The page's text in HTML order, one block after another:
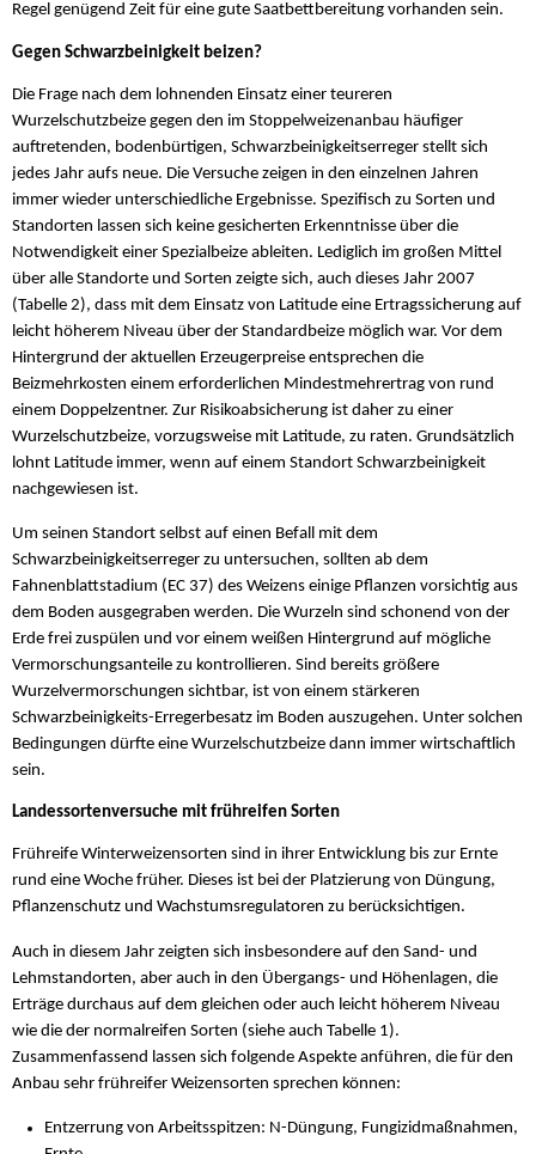
Regel genügend Zeit für eine gute Saatbettbereitung vorhanden sein.
Gegen Schwarzbeinigkeit beizen?
Die Frage nach dem lohnenden Einsatz einer teureren
Wurzelschutzbeize gegen den im Stoppelweizenanbau häufiger
auftretenden, bodenbürtigen, Schwarzbeinigkeitserreger stellt sich
jedes Jahr aufs neue. Die Versuche zeigen in den einzelnen Jahren
immer wieder unterschiedliche Ergebnisse. Spezifisch zu Sorten und
Standorten lassen sich keine gesicherten Erkenntnisse über die
Notwendigkeit einer Spezialbeize ableiten. Lediglich im großen Mittel
über alle Standorte und Sorten zeigte sich, auch dieses Jahr 2007
(Tabelle 2), dass mit dem Einsatz von Latitude eine Ertragssicherung auf
leicht höherem Niveau über der Standardbeize möglich war. Vor dem
Hintergrund der aktuellen Erzeugerpreise entsprechen die
Beizmehrkosten einem erforderlichen Mindestmehrertrag von rund
einem Doppelzentner. Zur Risikoabsicherung ist daher zu einer
Wurzelschutzbeize, vorzugsweise mit Latitude, zu raten. Grundsätzlich
lohnt Latitude immer, wenn auf einem Standort Schwarzbeinigkeit
nachgewiesen ist.
Um seinen Standort selbst auf einen Befall mit dem
Schwarzbeinigkeitserreger zu untersuchen, sollten ab dem
Fahnenblattstadium (EC 37) des Weizens einige Pflanzen vorsichtig aus
dem Boden ausgegraben werden. Die Wurzeln sind schonend von der
Erde frei zuspülen und vor einem weißen Hintergrund auf mögliche
Vermorschungsanteile zu kontrollieren. Sind bereits größere
Wurzelvermorschungen sichtbar, ist von einem stärkeren
Schwarzbeinigkeits-Erregerbesatz im Boden auszugehen. Unter solchen
Bedingungen dürfte eine Wurzelschutzbeize dann immer wirtschaftlich
sein.
Landessortenversuche mit frühreifen Sorten
Frühreife Winterweizensorten sind in ihrer Entwicklung bis zur Ernte
rund eine Woche früher. Dieses ist bei der Platzierung von Düngung,
Pflanzenschutz und Wachstumsregulatoren zu berücksichtigen.
Auch in diesem Jahr zeigten sich insbesondere auf den Sand- und
Lehmstandorten, aber auch in den Übergangs- und Höhenlagen, die
Erträge durchaus auf dem gleichen oder auch leicht höherem Niveau
wie die der normalreifen Sorten (siehe auch Tabelle 1).
Zusammenfassend lassen sich folgende Aspekte anführen, die für den
Anbau sehr frühreifer Weizensorten sprechen können:
Entzerrung von Arbeitsspitzen: N-Düngung, Fungizidmaßnahmen,